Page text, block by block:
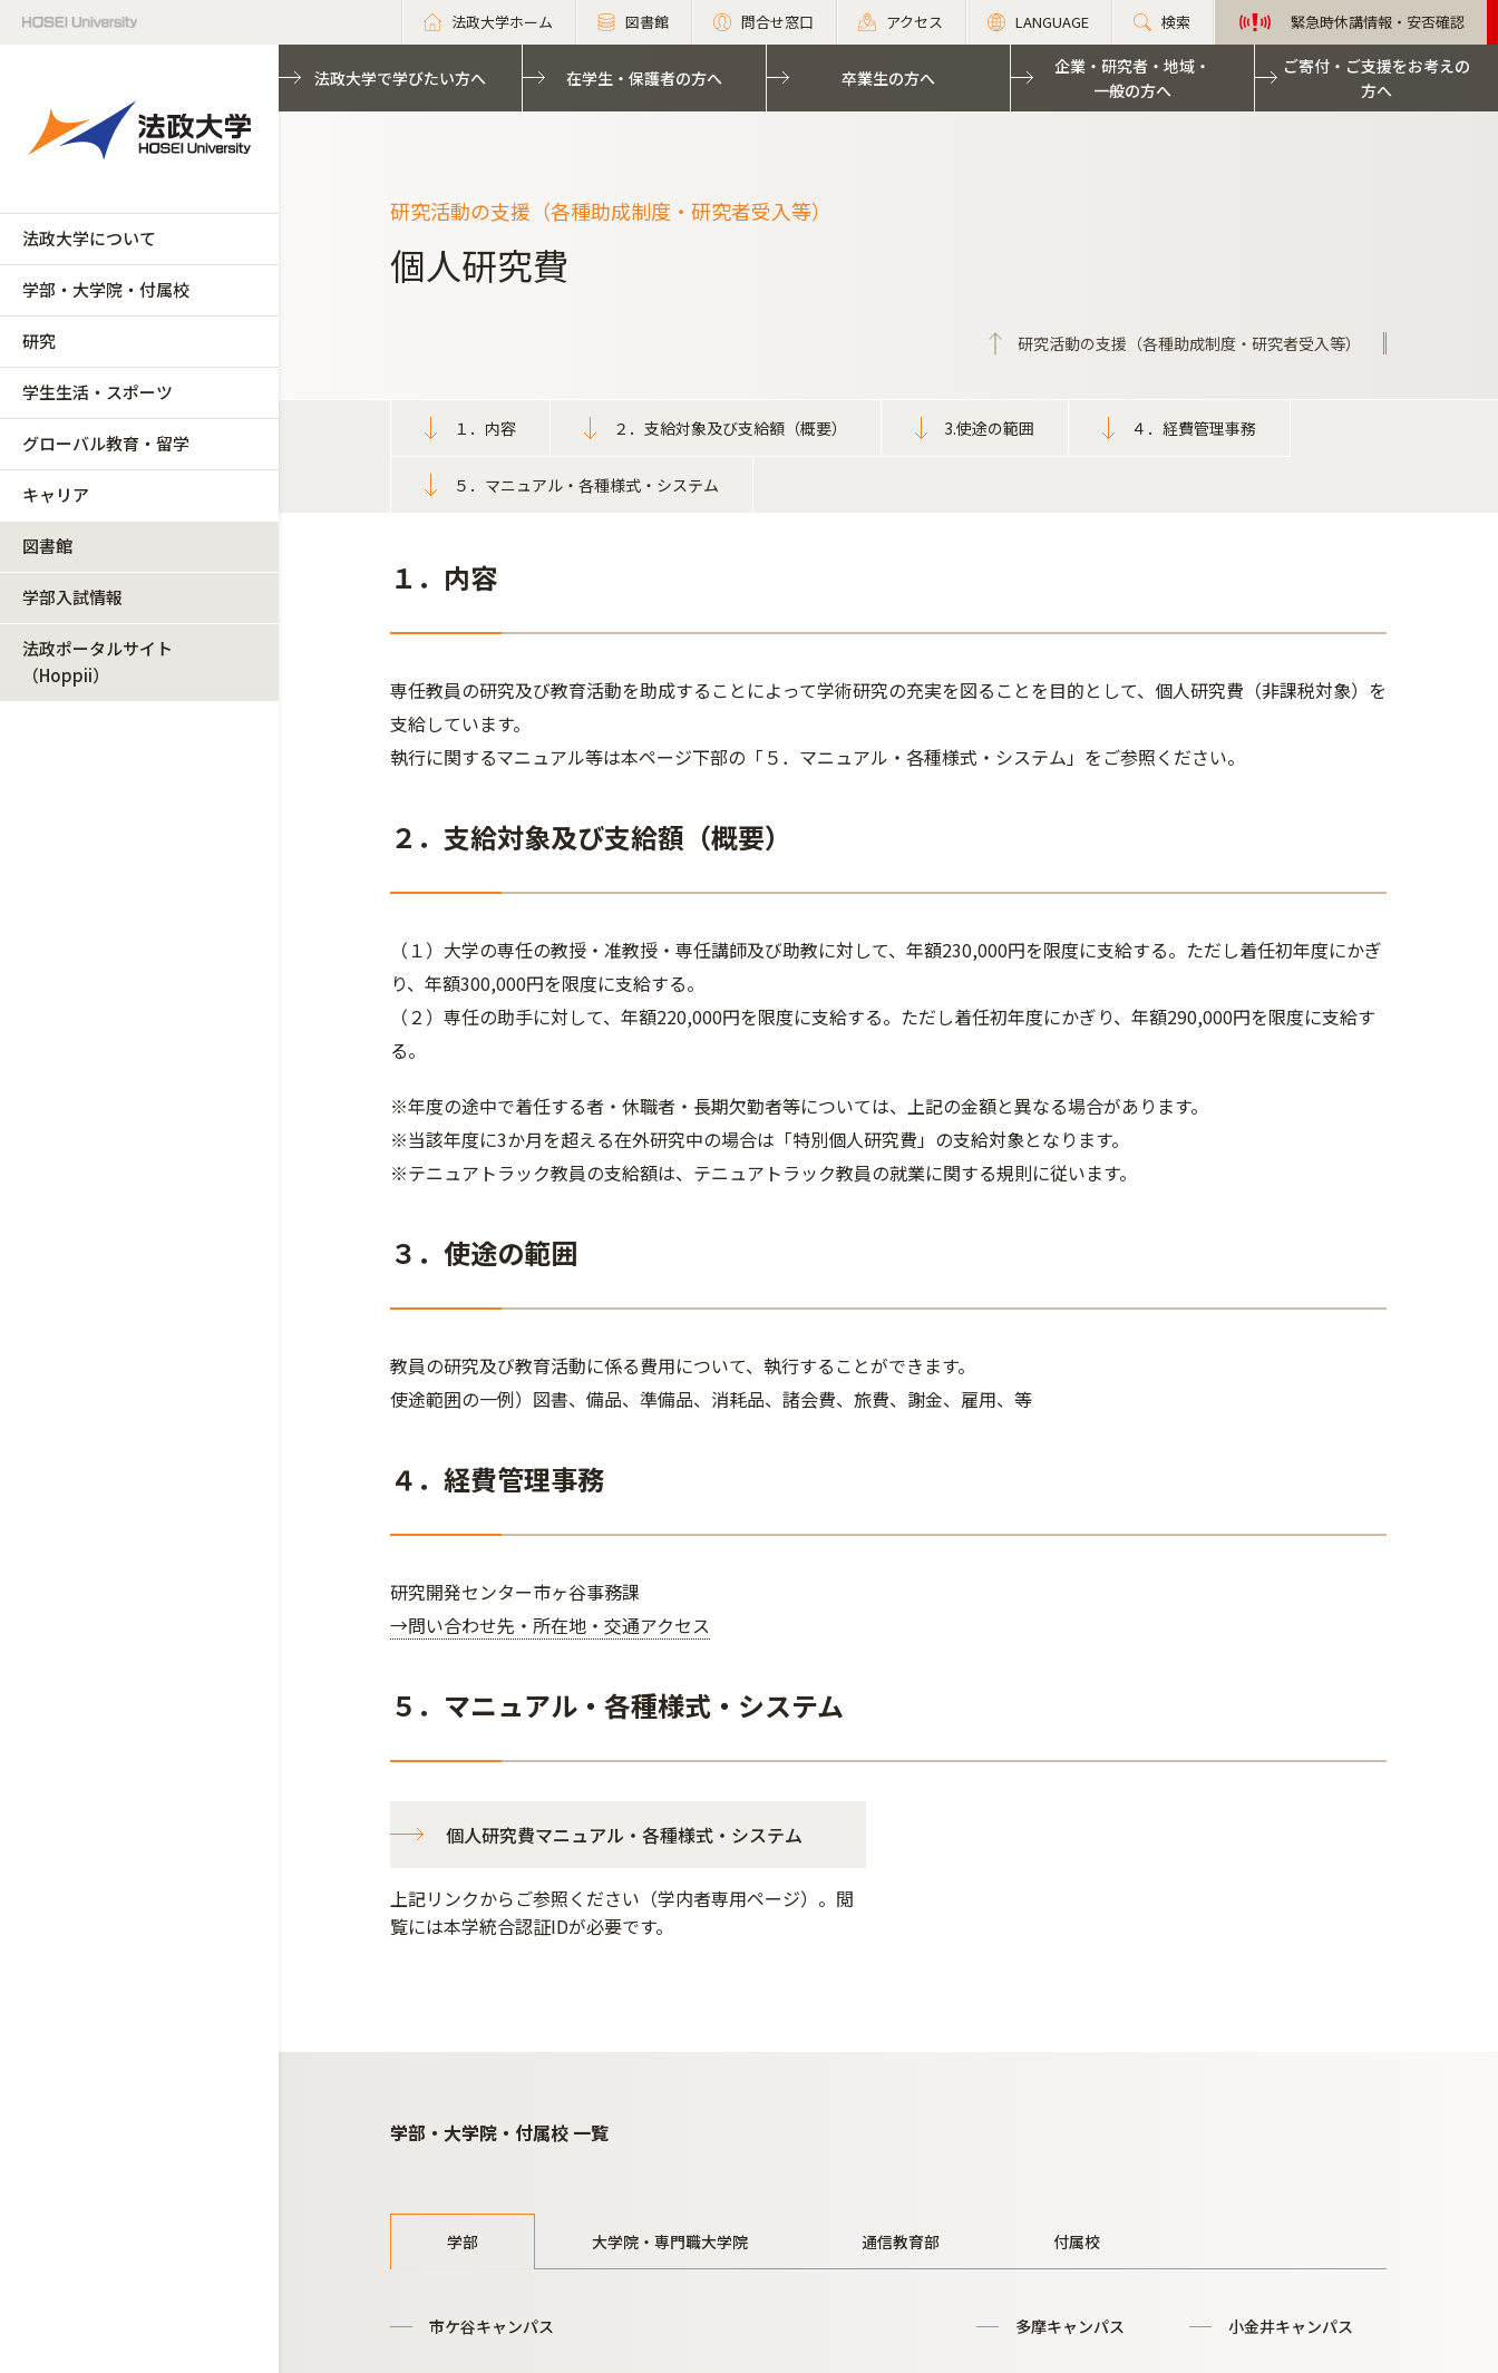
法政大学ホーム 図書館 問合せ窓口 アクセス LANGUAGE 検索 緊急時休講情報・安否確認
法政大学について
学部・大学院・付属校
研究
学生生活・スポーツ
グローバル教育・留学
キャリア
図書館
学部入試情報
法政ポータルサイト
（Hoppii）
法政大学で学びたい方へ 在学生・保護者の方へ 卒業生の方へ
企業・研究者・地域・
一般の方へ
ご寄付・ご支援をお考えの
方へ
研究活動の支援（各種助成制度・研究者受入等）
個人研究費
研究活動の支援（各種助成制度・研究者受入等）
１．内容 ２．支給対象及び支給額（概要） 3.使途の範囲 ４．経費管理事務
５．マニュアル・各種様式・システム
１．内容
専任教員の研究及び教育活動を助成することによって学術研究の充実を図ることを目的として、個人研究費（非課税対象）を
支給しています。
執行に関するマニュアル等は本ページ下部の「５．マニュアル・各種様式・システム」をご参照ください。
２．支給対象及び支給額（概要）
（１）大学の専任の教授・准教授・専任講師及び助教に対して、年額230,000円を限度に支給する。ただし着任初年度にかぎ
り、年額300,000円を限度に支給する。
（２）専任の助手に対して、年額220,000円を限度に支給する。ただし着任初年度にかぎり、年額290,000円を限度に支給す
る。
※年度の途中で着任する者・休職者・長期欠勤者等については、上記の金額と異なる場合があります。
※当該年度に3か月を超える在外研究中の場合は「特別個人研究費」の支給対象となります。
※テニュアトラック教員の支給額は、テニュアトラック教員の就業に関する規則に従います。
３．使途の範囲
教員の研究及び教育活動に係る費用について、執行することができます。
使途範囲の一例）図書、備品、準備品、消耗品、諸会費、旅費、謝金、雇用、等
４．経費管理事務
研究開発センター市ヶ谷事務課
→問い合わせ先・所在地・交通アクセス
５．マニュアル・各種様式・システム
個人研究費マニュアル・各種様式・システム
上記リンクからご参照ください（学内者専用ページ）。閲
覧には本学統合認証IDが必要です。
学部・大学院・付属校 一覧
学部 大学院・専門職大学院 通信教育部 付属校
市ケ谷キャンパス 多摩キャンパス 小金井キャンパス